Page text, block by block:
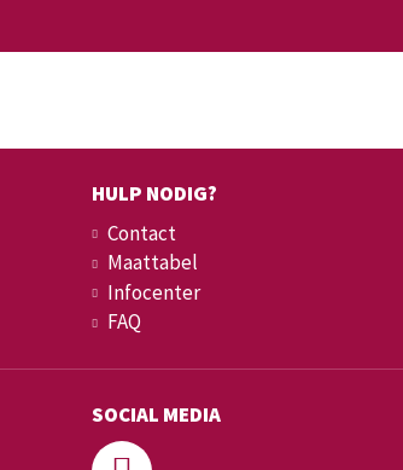
HULP NODIG?
Contact
Maattabel
Infocenter
FAQ
SOCIAL MEDIA